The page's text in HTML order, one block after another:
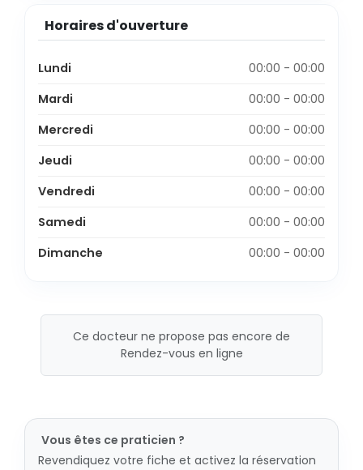
Horaires d'ouverture
Lundi
00:00 - 00:00
Mardi
00:00 - 00:00
Mercredi
00:00 - 00:00
Jeudi
00:00 - 00:00
Vendredi
00:00 - 00:00
Samedi
00:00 - 00:00
Dimanche
00:00 - 00:00
Ce docteur ne propose pas encore de
Rendez-vous en ligne
Vous êtes ce praticien ?
Revendiquez votre fiche et activez la réservation